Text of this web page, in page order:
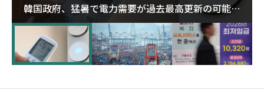
韓国政府、猛暑で電力需要が過去最高更新の可能性
に需給対応体制を点検